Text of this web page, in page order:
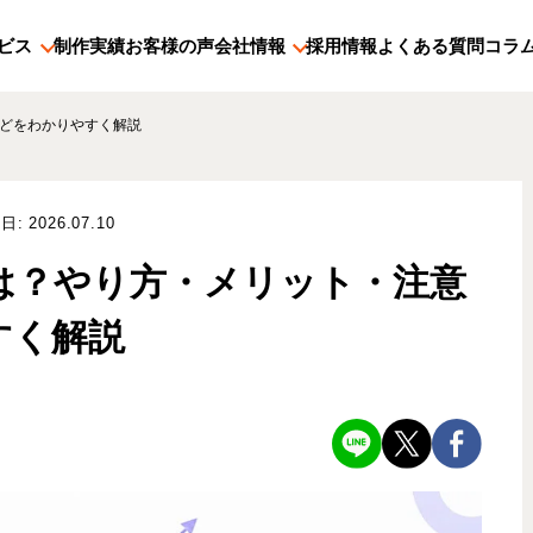
ス 制作実績お客様の声会社情報 採用情報よくある質問 コラ
をわかりやすく解説
日:2026.07.10
やり方・メリット・注意
く解説